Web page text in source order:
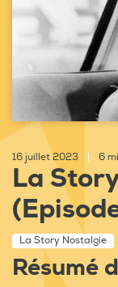
16 juillet 2023 6
La
La Story Nostalgie
Résumé